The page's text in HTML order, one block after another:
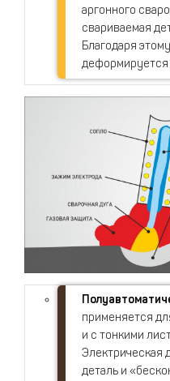
аргонного
свариваемая
Благодаря
деформируется
применяется
и с тонкими
Электрическая
деталь и